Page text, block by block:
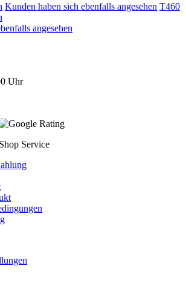
Kunden haben sich ebenfalls angesehen T460
angesehen
Uhr
Shop Service